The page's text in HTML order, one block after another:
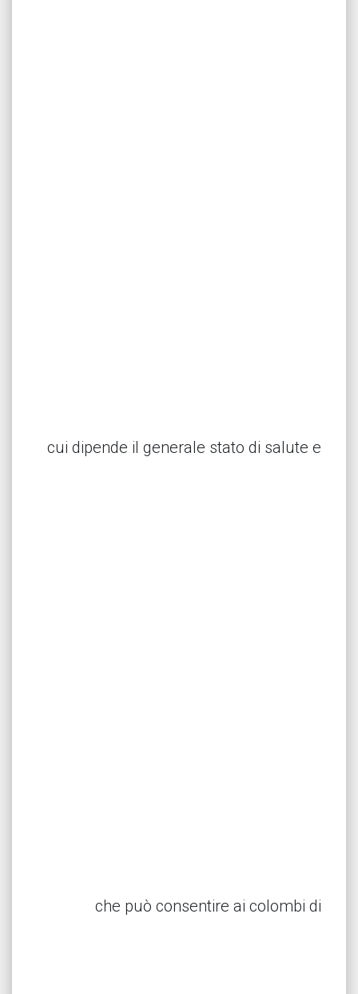
cui dipende il generale stato di salute e
che può consentire ai colombi di